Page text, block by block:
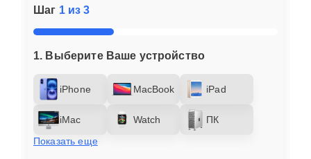
Шаг 1 из 3
1. Выберите Ваше устройство
iPhone MacBook iPad
iMac Watch
ПК
Показать еще